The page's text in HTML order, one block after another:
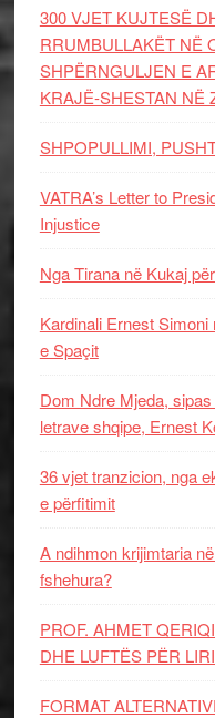
300 VJET KUJTESË
RRUMBULLAKËT NË
SHPËRNGULJEN E
KRAJË-SHESTAN NË
SHPOPULLIMI,
VATRA’s Letter to
Injustice
Nga Tirana në Kukaj
Kardinali Ernest
e Spaçit
Dom Ndre Mjeda,
letrave shqipe, Ernest
36 vjet tranzicion, nga
e përfitimit
A ndihmon krijimtaria
fshehura?
PROF. AHMET
DHE LUFTЁS PЁR
FORMAT